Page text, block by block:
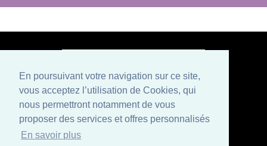
En poursuivant votre navigation sur ce site,
vous acceptez l’utilisation de Cookies, qui
nous permettront notamment de vous
proposer des services et offres personnalisés
En savoir plus
Paiement sécurisé
Mentions légales
Conditions générales de vente
Politique de confidentialité et CGU